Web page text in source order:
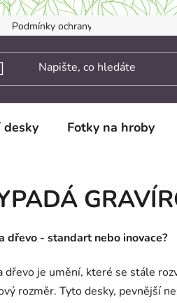
Podmínky ochrany osobních údajů
desky Fotky na hroby
dřevo - standart nebo inovace?
dřevo je umění, které se stále
rozměr. Tyto desky, pevnější